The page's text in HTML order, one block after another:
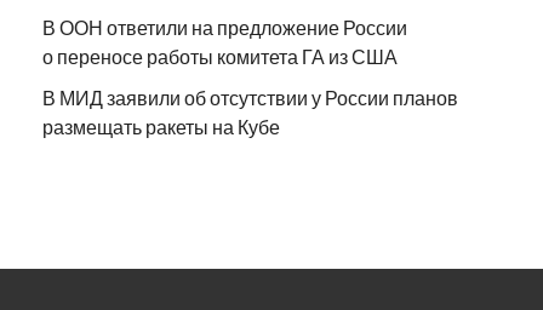
В ООН ответили на предложение России
о переносе работы комитета ГА из США
В МИД заявили об отсутствии у России планов
размещать ракеты на Кубе